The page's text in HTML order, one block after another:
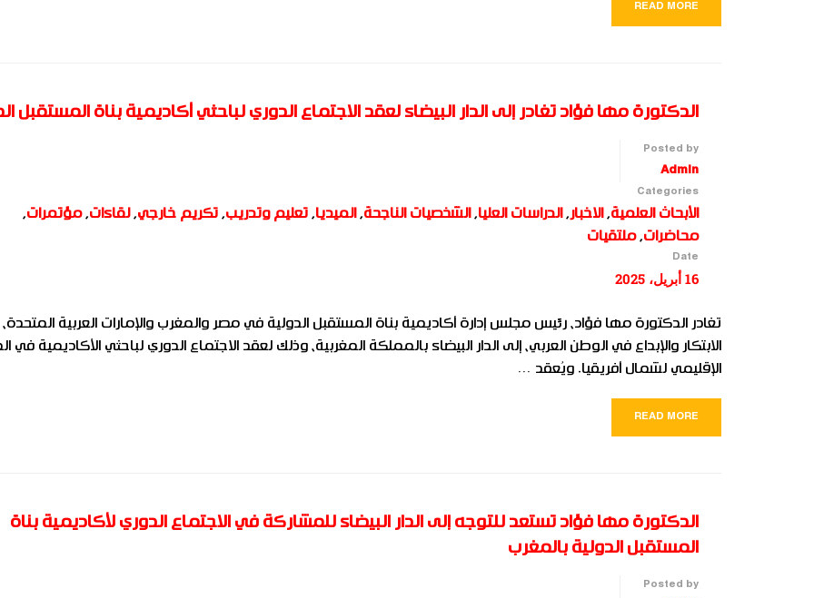
READ MORE
الدكتورة مها فؤاد تغادر إلى الدار البيضاء لعقد الاجتماع الدوري لباحثي أكاديمية بناة المستقبل
Posted by
Admin
Categories
الأبحاث العلمية, الاخبار , الدراسات العليا, الشخصيات الناجحة, الميديا, تعليم وتدريب, تكريم خارجي,لقاءات,مؤتمرات,
محاضرات,ملتقيات
Date
16 أبريل، 2025
تغادر الدكتورة مها فؤاد، رئيس مجلس إدارة أكاديمية بناة المستقبل الدولية في مصر والمغرب والإمارات العربية المتحدة،
الابتكار والإبداع في الوطن العربي، إلى الدار البيضاء بالمملكة المغربية، وذلك لعقد الاجتماع الدوري لباحثي الأكاديمية في
الإقليمي لشمال أفريقيا. ويُعقد …
READ MORE
الدكتورة مها فؤاد تستعد للتوجه إلى الدار البيضاء للمشاركة في الاجتماع الدوري لأكاديمية بناة
المستقبل الدولية بالمغرب
Posted by